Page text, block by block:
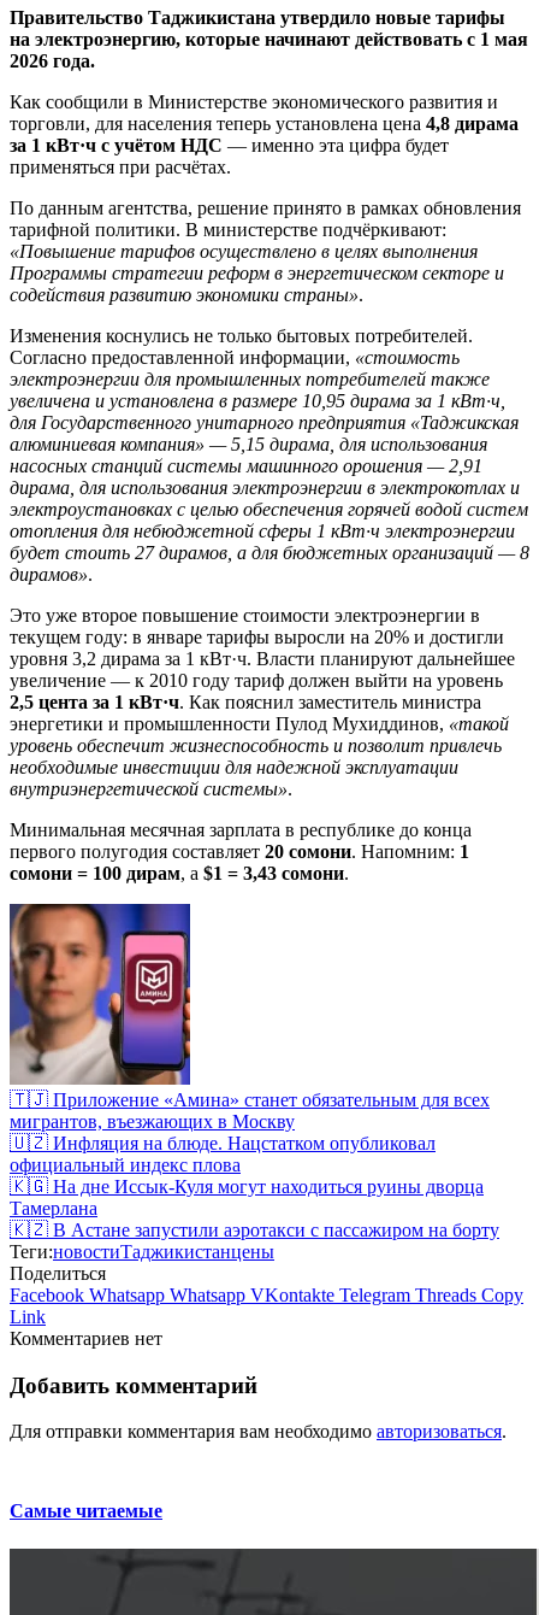
Правительство Таджикистана утвердило новые тарифы
на электроэнергию, которые начинают действовать с 1 мая
2026 года.
Как сообщили в Министерстве экономического развития и
торговли, для населения теперь установлена цена 4,8 дирама
за 1 кВт·ч с учётом НДС — именно эта цифра будет
применяться при расчётах.
По данным агентства, решение принято в рамках обновления
тарифной политики. В министерстве подчёркивают:
«Повышение тарифов осуществлено в целях выполнения
Программы стратегии реформ в энергетическом секторе и
содействия развитию экономики страны».
Изменения коснулись не только бытовых потребителей.
Согласно предоставленной информации, «стоимость
электроэнергии для промышленных потребителей также
увеличена и установлена в размере 10,95 дирама за 1 кВт·ч,
для Государственного унитарного предприятия «Таджикская
алюминиевая компания» — 5,15 дирама, для использования
насосных станций системы машинного орошения — 2,91
дирама, для использования электроэнергии в электрокотлах и
электроустановках с целью обеспечения горячей водой систем
отопления для небюджетной сферы 1 кВт·ч электроэнергии
будет стоить 27 дирамов, а для бюджетных организаций — 8
дирамов».
Это уже второе повышение стоимости электроэнергии в
текущем году: в январе тарифы выросли на 20% и достигли
уровня 3,2 дирама за 1 кВт·ч. Власти планируют дальнейшее
увеличение — к 2010 году тариф должен выйти на уровень
2,5 цента за 1 кВт·ч. Как пояснил заместитель министра
энергетики и промышленности Пулод Мухиддинов, «такой
уровень обеспечит жизнеспособность и позволит привлечь
необходимые инвестиции для надежной эксплуатации
внутриэнергетической системы».
Минимальная месячная зарплата в республике до конца
первого полугодия составляет 20 сомони. Напомним: 1
сомони = 100 дирам, а $1 = 3,43 сомони.
🇹🇯 Приложение «Амина» станет обязательным для всех
мигрантов, въезжающих в Москву
🇺🇿 Инфляция на блюде. Нацстатком опубликовал
официальный индекс плова
🇰🇬 На дне Иссык-Куля могут находиться руины дворца
Тамерлана
🇰🇿 В Астане запустили аэротакси с пассажиром на борту
Теги:новостиТаджикистанцены
Поделиться
Facebook Whatsapp Whatsapp VKontakte Telegram Threads Copy
Link
Комментариев нет
Добавить комментарий
Для отправки комментария вам необходимо авторизоваться.
Самые читаемые